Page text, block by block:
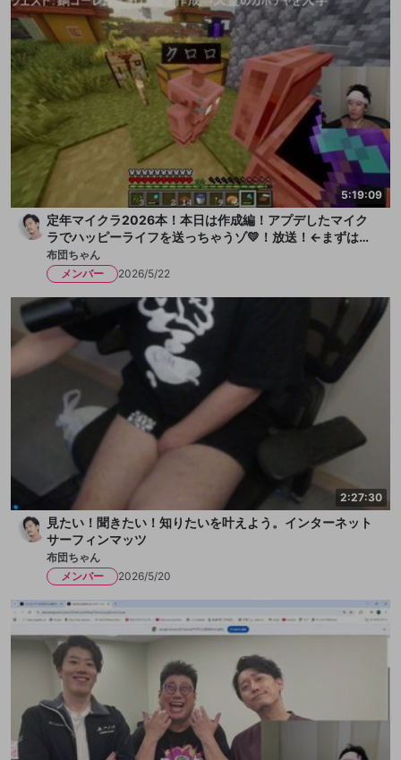
5:19:09
定年マイクラ2026本！本日は作成編！アプデしたマイク
ラでハッピーライフを送っちゃうゾ💛！放送！←まずは水
を一献、そして枇杷ゼリーをちびっと
布団ちゃん
メンバー
2026/5/22
2:27:30
見たい！聞きたい！知りたいを叶えよう。インターネット
サーフィンマッツ
布団ちゃん
メンバー
2026/5/20